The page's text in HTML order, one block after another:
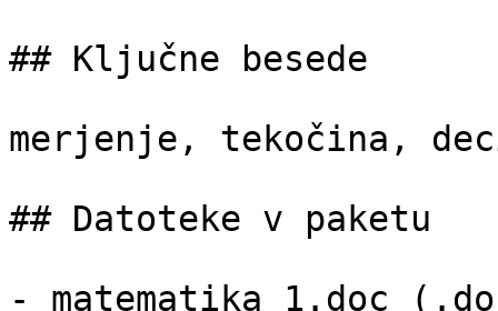
## Ključne besede
merjenje, tekočina,
## Datoteke v paketu
- matematika 1.doc